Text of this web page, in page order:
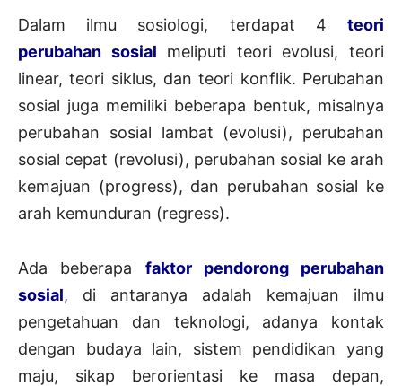
Dalam ilmu sosiologi, terdapat 4 teori
perubahan sosial meliputi teori evolusi, teori
linear, teori siklus, dan teori konflik. Perubahan
sosial juga memiliki beberapa bentuk, misalnya
perubahan sosial lambat (evolusi), perubahan
sosial cepat (revolusi), perubahan sosial ke arah
kemajuan (progress), dan perubahan sosial ke
arah kemunduran (regress).
Ada beberapa faktor pendorong perubahan
sosial, di antaranya adalah kemajuan ilmu
pengetahuan dan teknologi, adanya kontak
dengan budaya lain, sistem pendidikan yang
maju, sikap berorientasi ke masa depan,